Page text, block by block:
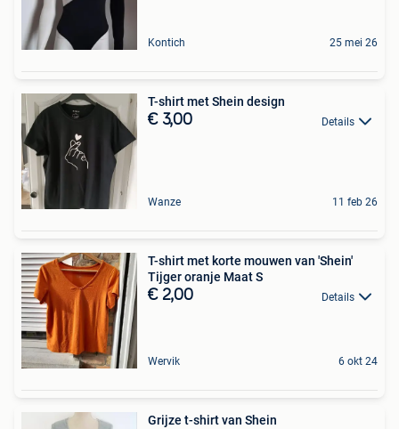
Kontich 25 mei 26
T-shirt met Shein design
€ 3,00 Details
Wanze 11 feb 26
T-shirt met korte mouwen van 'Shein'
Tijger oranje Maat S
€ 2,00 Details
Wervik 6 okt 24
Grijze t-shirt van Shein